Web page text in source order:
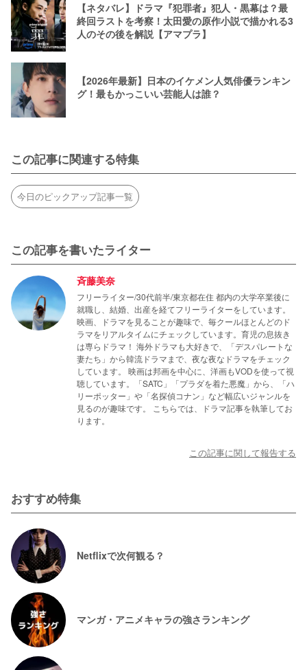
【ネタバレ】ドラマ『犯罪者』犯人・黒幕は？最
終回ラストを考察！太田愛の原作小説で描かれる3
人のその後を解説【アマプラ】
【2026年最新】日本のイケメン人気俳優ランキン
グ！最もかっこいい芸能人は誰？
この記事に関連する特集
今日のピックアップ記事一覧
この記事を書いたライター
斉藤美奈
フリーライター/30代前半/東京都在住 都内の大学卒業後に
就職し、結婚、出産を経てフリーライターをしています。
映画、ドラマを見ることが趣味で、毎クールほとんどのド
ラマをリアルタイムにチェックしています。育児の息抜き
は専らドラマ！ 海外ドラマも大好きで、「デスパレートな
妻たち」から韓流ドラマまで、夜な夜なドラマをチェック
しています。 映画は邦画を中心に、洋画もVODを使って視
聴しています。「SATC」「プラダを着た悪魔」から、「ハ
リーポッター」や「名探偵コナン」など幅広いジャンルを
見るのが趣味です。 こちらでは、ドラマ記事を執筆してお
ります。
この記事に関して報告する
おすすめ特集
Netflixで次何観る？
マンガ・アニメキャラの強さランキング